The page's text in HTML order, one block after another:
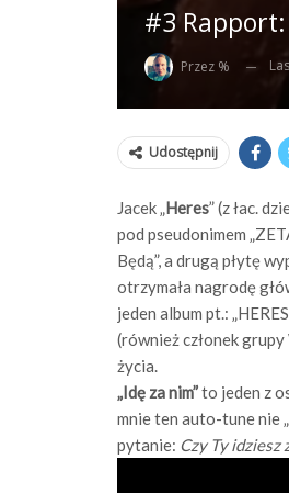
#3 Rapport:
Przez %
Udostępnij
Jacek „Heres” (z łac.
pod pseudonimem
Będą”, a drugą płytę
otrzymała nagrodę
jeden album pt.:
(również członek
życia.
„Idę za nim”to jeden z
mnie ten auto-tune nie
pytanie: Czy Ty idziesz